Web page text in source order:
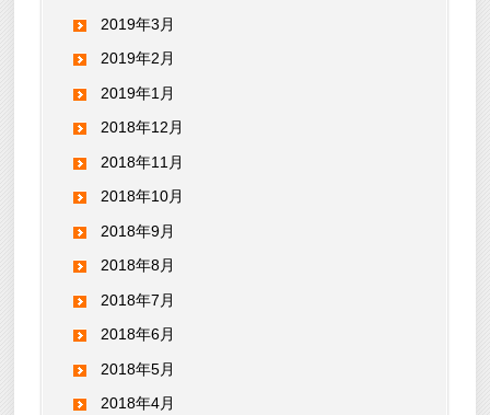
2019年3月
2019年2月
2019年1月
2018年12月
2018年11月
2018年10月
2018年9月
2018年8月
2018年7月
2018年6月
2018年5月
2018年4月